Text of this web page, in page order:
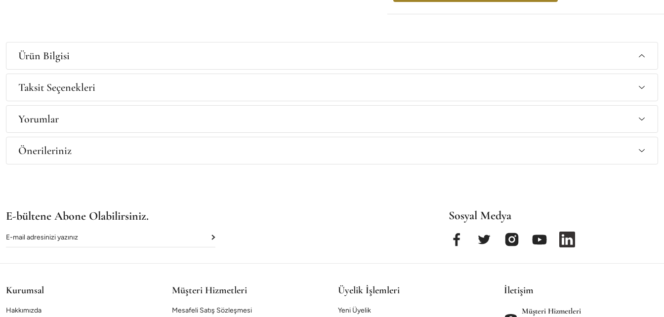
Ürün Bilgisi
Taksit Seçenekleri
Yorumlar
Önerileriniz
E-bültene Abone Olabilirsiniz. Sosyal Medya
Kurumsal
Hakkımızda
Müşteri Hizmetleri
Mesafeli Satış Sözleşmesi
Üyelik İşlemleri
Yeni Üyelik
İletişim
Müşteri Hizmetleri